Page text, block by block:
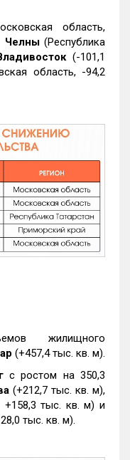
область,
Челны(Республика
(-101,1
область, -94,2
жилищного
(+457,4 тыс. кв. м).
с ростом на 350,3
(+212,7 тыс. кв. м),
+158,3 тыс. кв. м) и
тыс. кв. м).